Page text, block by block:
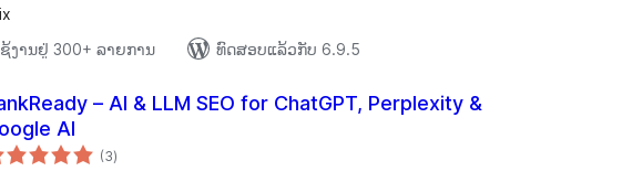
ງານຢູ່ 300+ ລາຍການ
ທົດສອບແລ້ວກັບ 6.9.5
– AI & LLM SEO for ChatGPT, Perplexity &
AI
(3ຄະແນນ
ທັງໝົດ
)